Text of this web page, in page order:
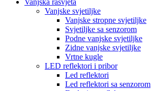
Vanjska rasvjeta
Vanjske svjetiljke
Vanjske stropne svjetiljke
Svjetiljke sa senzorom
Podne vanjske svjetiljke
Zidne vanjske svjetiljke
Vrtne kugle
LED reflektori i pribor
Led reflektori
Led reflektori sa senzorom